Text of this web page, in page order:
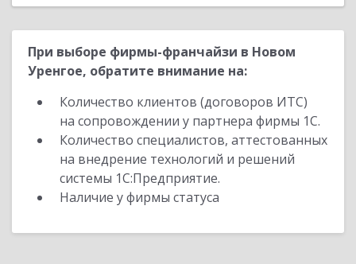
При выборе фирмы-франчайзи в Новом
Уренгое, обратите внимание на:
Количество клиентов (договоров ИТС)
на сопровождении у партнера фирмы 1С.
Количество специалистов, аттестованных
на внедрение технологий и решений
системы 1С:Предприятие.
Наличие у фирмы статуса